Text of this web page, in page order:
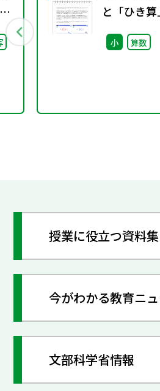
と「ひき
めに～デジ
ツを活用し
小 算数
授業に役立つ資料集
今がわかる教育ニ
文部科学省情報